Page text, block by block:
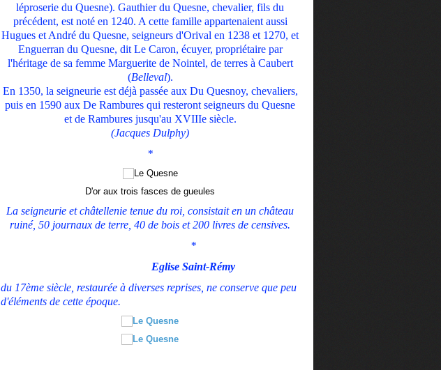
léproserie du Quesne). Gauthier du Quesne, chevalier, fils du
précédent, est noté en 1240. A cette famille appartenaient aussi
Hugues et André du Quesne, seigneurs d'Orival en 1238 et 1270, et
Enguerran du Quesne, dit Le Caron, écuyer, propriétaire par
l'héritage de sa femme Marguerite de Nointel, de terres à Caubert
(Belleval).
En 1350, la seigneurie est déjà passée aux Du Quesnoy, chevaliers,
puis en 1590 aux De Rambures qui resteront seigneurs du Quesne
et de Rambures jusqu'au XVIIIe siècle.
(Jacques Dulphy)
*
D'or aux trois fasces de gueules
La seigneurie et châtellenie tenue du roi, consistait en un château
ruiné, 50 journaux de terre, 40 de bois et 200 livres de censives.
*
Eglise Saint-Rémy
du 17ème siècle, restaurée à diverses reprises, ne conserve que peu
d'éléments de cette époque.